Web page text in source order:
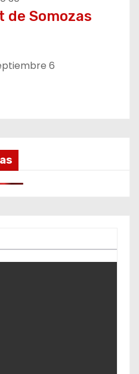
de Somozas
6